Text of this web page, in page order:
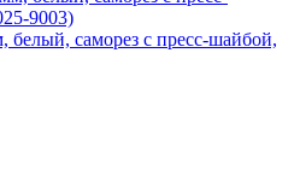
саморез с пресс-шайбой,